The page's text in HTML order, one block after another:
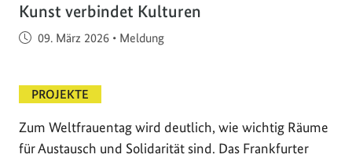
Kunst verbindet Kulturen
Veröffentlicht am
09. März 2026 • Meldung
PROJEKTE
Zum Weltfrauentag wird deutlich, wie wichtig Räume
für Austausch und Solidarität sind. Das Frankfurter